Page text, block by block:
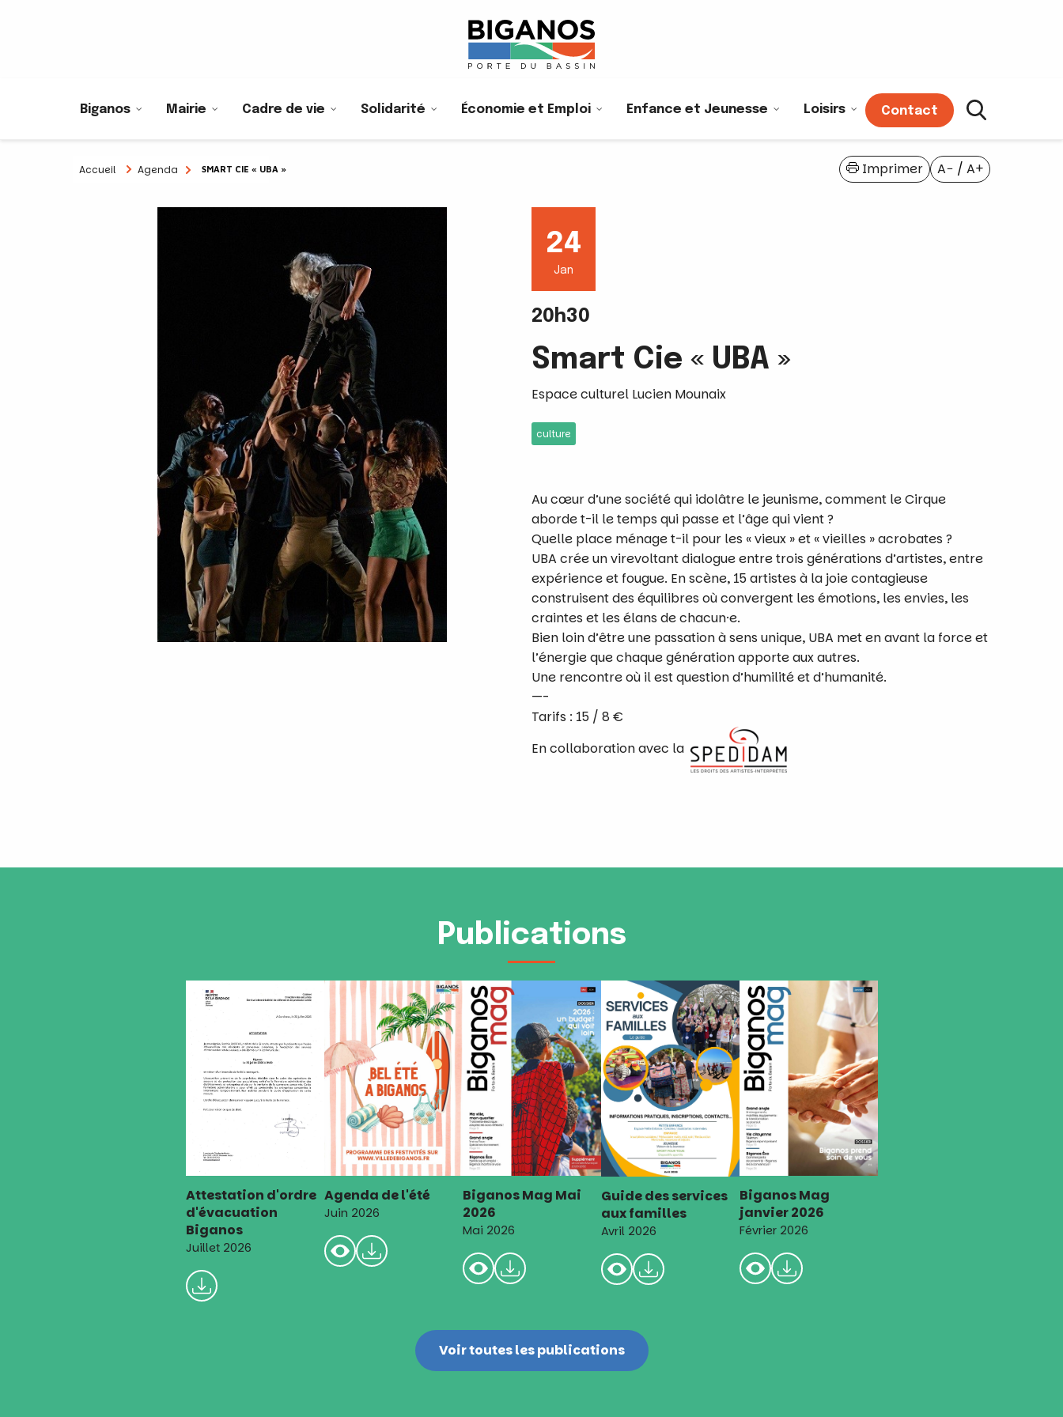
Biganos Mairie Cadre de vie Solidarité Économie et Emploi Enfance et Jeunesse Loisirs Contact
Accueil Agenda SMART CIE « UBA » A− / A+
Imprimer
24
Jan
20h30
Smart Cie « UBA »
Espace culturel Lucien Mounaix
culture
Au cœur d’une société qui idolâtre le jeunisme, comment le Cirque
aborde t-il le temps qui passe et l’âge qui vient ?
Quelle place ménage t-il pour les « vieux » et « vieilles » acrobates ?
UBA crée un virevoltant dialogue entre trois générations d’artistes, entre
expérience et fougue. En scène, 15 artistes à la joie contagieuse
construisent des équilibres où convergent les émotions, les envies, les
craintes et les élans de chacun·e.
Bien loin d’être une passation à sens unique, UBA met en avant la force et
l’énergie que chaque génération apporte aux autres.
Une rencontre où il est question d’humilité et d’humanité.
—-
Tarifs : 15 / 8 €
En collaboration avec la
Publications
Attestation d'ordre
d'évacuation
Biganos
Juillet 2026
Agenda de l'été
Juin 2026
Biganos Mag Mai
2026
Mai 2026
Guide des services
aux familles
Avril 2026
Biganos Mag
janvier 2026
Février 2026
Voir toutes les publications